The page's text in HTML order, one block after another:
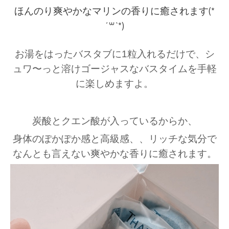
ほんのり爽やかなマリンの香りに癒されます(*
´꒳`*)
お湯をはったバスタブに1粒入れるだけで、
シ
ュワ〜っと溶けゴージャスなバスタイムを手軽
に楽しめますよ。
炭酸とクエン酸が入っているからか、
身体のぽかぽか感と高級感、、リッチな気分で
なんとも言えない爽やかな香りに癒されます。